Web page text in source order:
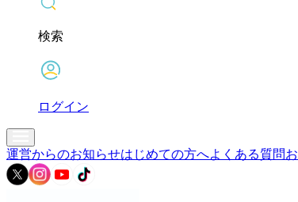
検索
ログイン
運営からのお知らせはじめての方へよくある質問